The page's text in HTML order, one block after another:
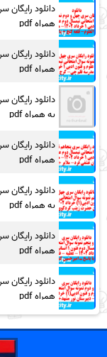
دانلود
همراه pdf
دانلود
همراه pdf
دانلود
به همراه pdf
دانلود
همراه pdf
دانلود
به همراه pdf
دانلود
همراه pdf
دانلود
همراه pdf